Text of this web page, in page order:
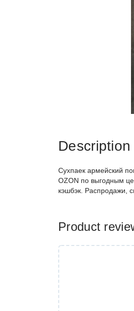
Description
Сухпаек армейский
OZON по выгодным
кэшбэк. Распродажи,
Product